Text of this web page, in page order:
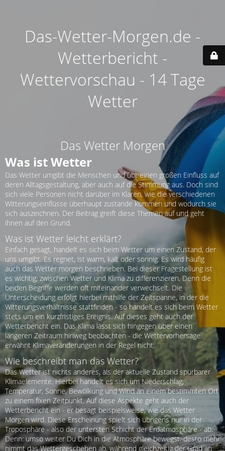
Das-Wetter-Morgen.de -
Wetterbericht -
Wettervorschau - 14 Tage
Wetter
Das Wetter Morgen
Was ist Wetter
Das Wetter umgibt die Menschen und übt einen großen Einfluss auf
deren Alltagsgestaltung, aber auch auf die Stimmung aus. Doch sind
sich viele Personen nicht darüber im Klaren, wie die verschiedenen
Witterungseinflüsse überhaupt zustande kommen und wodurch sie
sich auszeichnen. Der Beitrag greift diese Themen auf und geht
ihnen auf den Grund.
Was ist Wetter leicht erklärt?
Einfach gesagt, handelt es sich beim Wetter um einen Zustand, der
uns umgibt. Es regnet, ist warm, kalt oder sonnig. Es wird häufig
auch das Wetter morgen beschrieben. Bei dieser Fragestellung ist
es wichtig, zwischen Wetter und Klima zu differenzieren. Denn die
beiden Begriffe werden oft miteinander verwechselt. Die
Unterscheidung erfolgt hierbei mithilfe der Zeitspanne, in der die
Witterungsverhältnisse stattfinden - so handelt es sich beim Wetter
stets um ein kurzfristiges Ereignis. Auf dieses geht auch der
Wetterbericht ein. Das Klima lässt sich hingegen über einen
längeren Zeitraum hinweg beobachten - die Wettervorhersage
erwähnt Klimaveränderungen in der Regel nicht.
Wie beschreibt man das Wetter?
Das Wetter ist nichts anderes, als der aktuelle Zustand spürbarer
Klimaelemente. Hierbei handelt es sich um Niederschlag,
Temperatur, Sonne, Bewölkung und Wind an einem bestimmten Ort
zu einem fixen Zeitpunkt. Auf diese Aspekte geht auch der
Wetterbericht ein - er besagt beispielsweise, wie das Wetter
Morgen wird. Diese Erscheinung spielt sich übrigens nur in der
Troposphäre - also der untersten Schicht der Erdatmosphäre - ab.
Denn: umso weiter Du Dich in die Atmosphäre bewegst, desto mehr
nimmt das Wettergeschehen ab, während gleichzeitig der Grad an